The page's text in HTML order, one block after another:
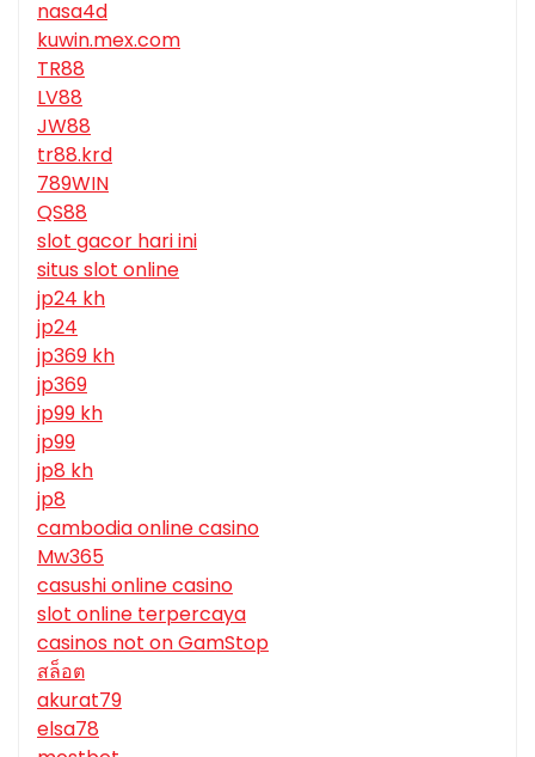
nasa4d
kuwin.mex.com
TR88
LV88
JW88
tr88.krd
789WIN
QS88
slot gacor hari ini
situs slot online
jp24 kh
jp24
jp369 kh
jp369
jp99 kh
jp99
jp8 kh
jp8
cambodia online casino
Mw365
casushi online casino
slot online terpercaya
casinos not on GamStop
สล็อต
akurat79
elsa78